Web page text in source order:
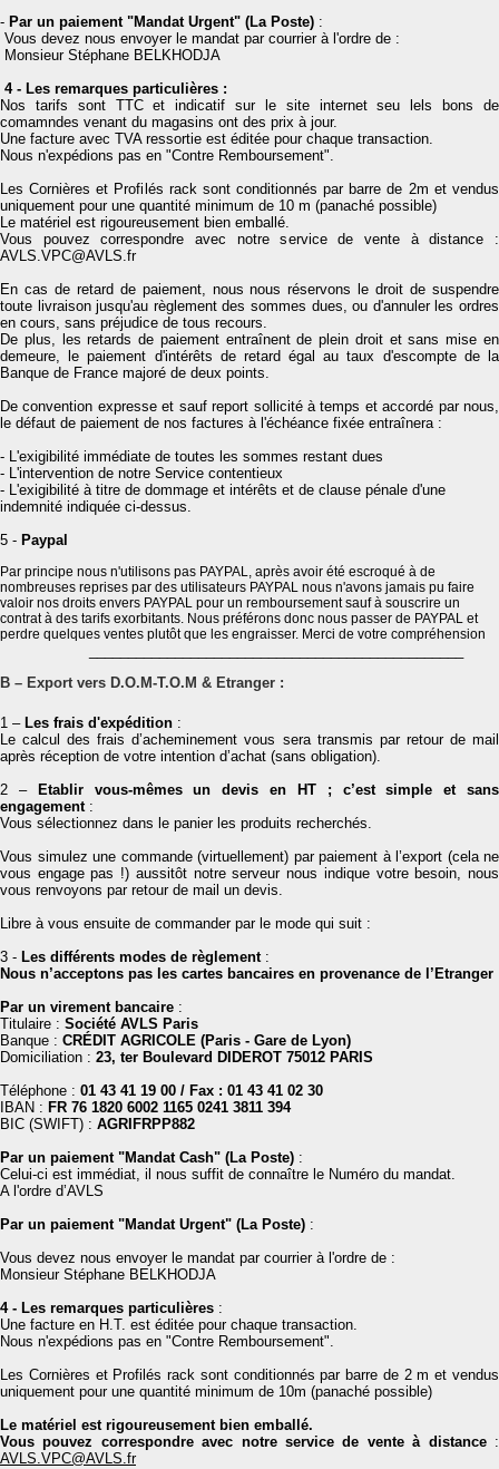
- Par un paiement "Mandat Urgent" (La Poste) :
Vous devez nous envoyer le mandat par courrier à l'ordre de :
Monsieur Stéphane BELKHODJA
4 - Les remarques particulières :
Nos tarifs sont TTC et indicatif sur le site internet seu lels bons de
comamndes venant du magasins ont des prix à jour.
Une facture avec TVA ressortie est éditée pour chaque transaction.
Nous n'expédions pas en "Contre Remboursement".
Les Cornières et Profilés rack sont conditionnés par barre de 2m et vendus
uniquement pour une quantité minimum de 10 m (panaché possible)
Le matériel est rigoureusement bien emballé.
Vous pouvez correspondre avec notre service de vente à distance :
AVLS.VPC@AVLS.fr
En cas de retard de paiement, nous nous réservons le droit de suspendre
toute livraison jusqu'au règlement des sommes dues, ou d'annuler les ordres
en cours, sans préjudice de tous recours.
De plus, les retards de paiement entraînent de plein droit et sans mise en
demeure, le paiement d'intérêts de retard égal au taux d'escompte de la
Banque de France majoré de deux points.
De convention expresse et sauf report sollicité à temps et accordé par nous,
le défaut de paiement de nos factures à l'échéance fixée entraînera :
- L'exigibilité immédiate de toutes les sommes restant dues
- L'intervention de notre Service contentieux
- L'exigibilité à titre de dommage et intérêts et de clause pénale d'une
indemnité indiquée ci-dessus.
5 - Paypal
Par principe nous n'utilisons pas PAYPAL, après avoir été escroqué à de
nombreuses reprises par des utilisateurs PAYPAL nous n'avons jamais pu faire
valoir nos droits envers PAYPAL pour un remboursement sauf à souscrire un
contrat à des tarifs exorbitants. Nous préférons donc nous passer de PAYPAL et
perdre quelques ventes plutôt que les engraisser. Merci de votre compréhension
B – Export vers D.O.M-T.O.M & Etranger :
1 – Les frais d'expédition :
Le calcul des frais d’acheminement vous sera transmis par retour de mail
après réception de votre intention d’achat (sans obligation).
2 – Etablir vous-mêmes un devis en HT ; c’est simple et sans
engagement :
Vous sélectionnez dans le panier les produits recherchés.
Vous simulez une commande (virtuellement) par paiement à l’export (cela ne
vous engage pas !) aussitôt notre serveur nous indique votre besoin, nous
vous renvoyons par retour de mail un devis.
Libre à vous ensuite de commander par le mode qui suit :
3 - Les différents modes de règlement :
Nous n’acceptons pas les cartes bancaires en provenance de l’Etranger
Par un virement bancaire :
Titulaire : Société AVLS Paris
Banque : CRÉDIT AGRICOLE (Paris - Gare de Lyon)
Domiciliation : 23, ter Boulevard DIDEROT 75012 PARIS
Téléphone : 01 43 41 19 00 / Fax : 01 43 41 02 30
IBAN : FR 76 1820 6002 1165 0241 3811 394
BIC (SWIFT) : AGRIFRPP882
Par un paiement "Mandat Cash" (La Poste) :
Celui-ci est immédiat, il nous suffit de connaître le Numéro du mandat.
A l'ordre d’AVLS
Par un paiement "Mandat Urgent" (La Poste) :
Vous devez nous envoyer le mandat par courrier à l'ordre de :
Monsieur Stéphane BELKHODJA
4 - Les remarques particulières :
Une facture en H.T. est éditée pour chaque transaction.
Nous n'expédions pas en "Contre Remboursement".
Les Cornières et Profilés rack sont conditionnés par barre de 2 m et vendus
uniquement pour une quantité minimum de 10m (panaché possible)
Le matériel est rigoureusement bien emballé.
Vous pouvez correspondre avec notre service de vente à distance:
AVLS.VPC@AVLS.fr